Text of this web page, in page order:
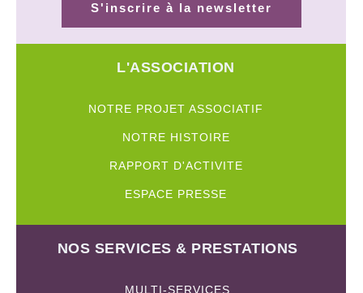
S'inscrire à la newsletter
L'ASSOCIATION
NOTRE PROJET ASSOCIATIF
NOTRE HISTOIRE
RAPPORT D'ACTIVITE
ESPACE PRESSE
NOS SERVICES & PRESTATIONS
MULTI-SERVICES